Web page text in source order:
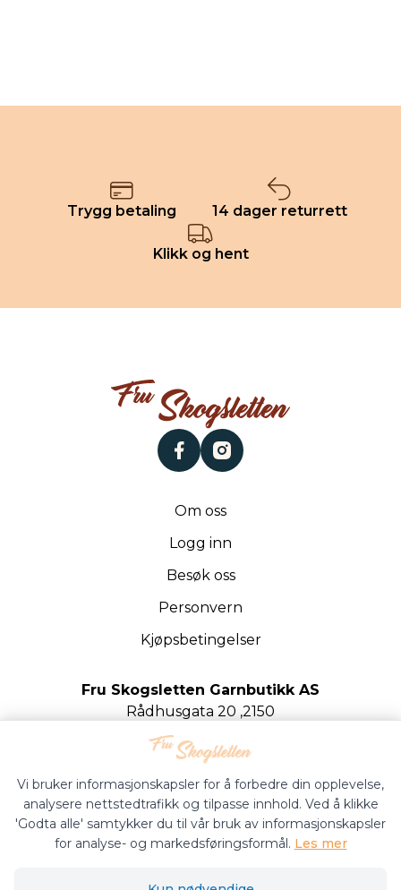
Trygg betaling 14 dager returrett
Klikk og hent
facebookinstagram
Om oss
Logg inn
Besøk oss
Personvern
Kjøpsbetingelser
Fru Skogsletten Garnbutikk AS
Rådhusgata 20 ,2150
Org.nr. 922020442
Vi bruker informasjonskapsler for å forbedre din opplevelse,
analysere nettstedtrafikk og tilpasse innhold. Ved å klikke
'Godta alle' samtykker du til vår bruk av informasjonskapsler
for analyse- og markedsføringsformål. Les mer